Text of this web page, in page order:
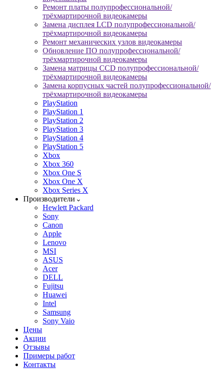
Ремонт платы полупрофессиональной/
трёхмартирочной видеокамеры
Замена дисплея LCD полупрофессиональной/
трёхмартирочной видеокамеры
Ремонт механических узлов видеокамеры
Обновление ПО полупрофессиональной/
трёхмартирочной видеокамеры
Замена матрицы CCD полупрофессиональной/
трёхмартирочной видеокамеры
Замена корпусных частей полупрофессиональной/
трёхмартирочной видеокамеры
PlayStation
PlayStation 1
PlayStation 2
PlayStation 3
PlayStation 4
PlayStation 5
Xbox
Xbox 360
Xbox One S
Xbox One X
Xbox Series X
Производители
Hewlett Packard
Sony
Canon
Apple
Lenovo
MSI
ASUS
Acer
DELL
Fujitsu
Huawei
Intel
Samsung
Sony Vaio
Цены
Акции
Отзывы
Примеры работ
Контакты